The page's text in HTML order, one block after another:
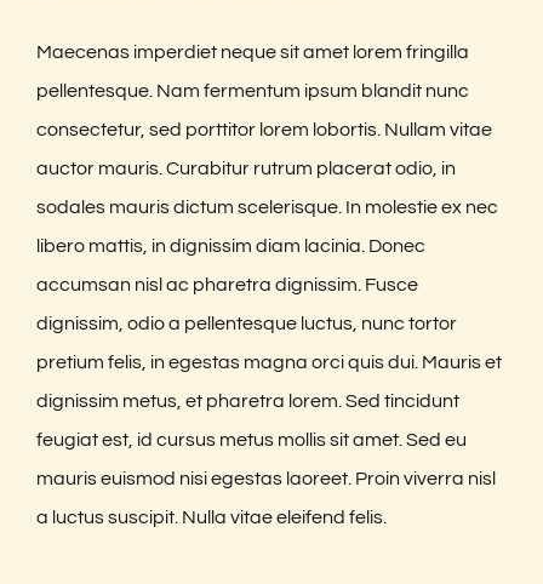
Maecenas imperdiet neque sit amet lorem fringilla
pellentesque. Nam fermentum ipsum blandit nunc
consectetur, sed porttitor lorem lobortis. Nullam vitae
auctor mauris. Curabitur rutrum placerat odio, in
sodales mauris dictum scelerisque. In molestie ex nec
libero mattis, in dignissim diam lacinia. Donec
accumsan nisl ac pharetra dignissim. Fusce
dignissim, odio a pellentesque luctus, nunc tortor
pretium felis, in egestas magna orci quis dui. Mauris et
dignissim metus, et pharetra lorem. Sed tincidunt
feugiat est, id cursus metus mollis sit amet. Sed eu
mauris euismod nisi egestas laoreet. Proin viverra nisl
a luctus suscipit. Nulla vitae eleifend felis.